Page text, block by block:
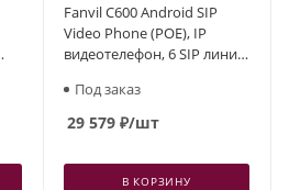
Fanvil C600 Android SIP
Video Phone (POE), IP
видеотелефон, 6 SIP линий,
virtual DSS/BLF, USB
Под заказ
29 579₽/шт
В КОРЗИНУ